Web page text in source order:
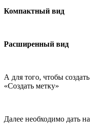
Компактный вид
Расширенный вид
А для того, чтобы
«Создать метку»
Далее необходимо дать